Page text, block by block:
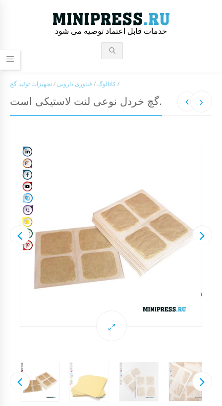
خدمات قابل اعتماد توصیه می شود
کاتالوگ / فناوری دارویی /تجهیزات تولید گچ /
گچ خردل نوعی لنت لاستیکی است.